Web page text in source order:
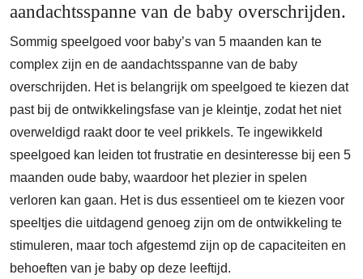
aandachtsspanne van de baby overschrijden.
Sommig speelgoed voor baby’s van 5 maanden kan te
complex zijn en de aandachtsspanne van de baby
overschrijden. Het is belangrijk om speelgoed te kiezen dat
past bij de ontwikkelingsfase van je kleintje, zodat het niet
overweldigd raakt door te veel prikkels. Te ingewikkeld
speelgoed kan leiden tot frustratie en desinteresse bij een 5
maanden oude baby, waardoor het plezier in spelen
verloren kan gaan. Het is dus essentieel om te kiezen voor
speeltjes die uitdagend genoeg zijn om de ontwikkeling te
stimuleren, maar toch afgestemd zijn op de capaciteiten en
behoeften van je baby op deze leeftijd.